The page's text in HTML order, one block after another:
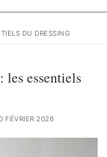
DU DRESSING
les essentiels
FÉVRIER 2026